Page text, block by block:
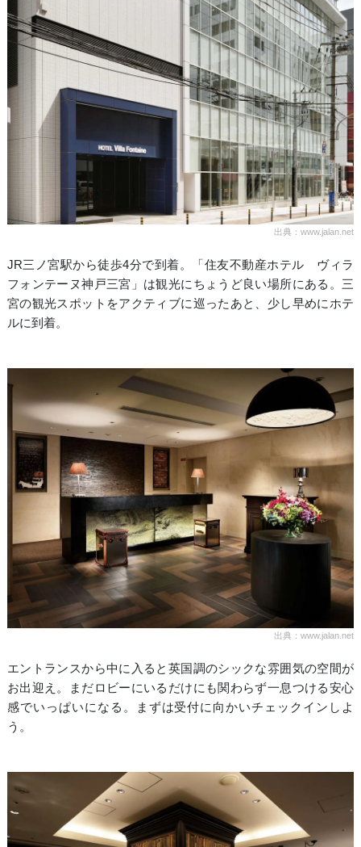
出典：www.jalan.net
JR三ノ宮駅から徒歩4分で到着。「住友不動産ホテル ヴィラ
フォンテーヌ神戸三宮」は観光にちょうど良い場所にある。三
宮の観光スポットをアクティブに巡ったあと、少し早めにホテ
ルに到着。
出典：www.jalan.net
エントランスから中に入ると英国調のシックな雰囲気の空間が
お出迎え。まだロビーにいるだけにも関わらず一息つける安心
感でいっぱいになる。まずは受付に向かいチェックインしよ
う。